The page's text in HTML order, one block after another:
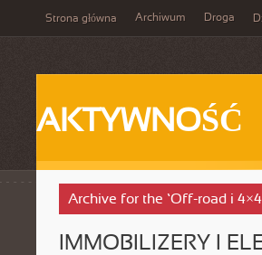
Strona główna Archiwum Droga
AKTYWNOŚĆ
Archive for the ‘Off-road i
IMMOBILIZERY I